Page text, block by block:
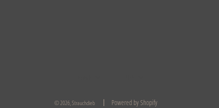
© 2026, Strauchdieb Powered by Shopify